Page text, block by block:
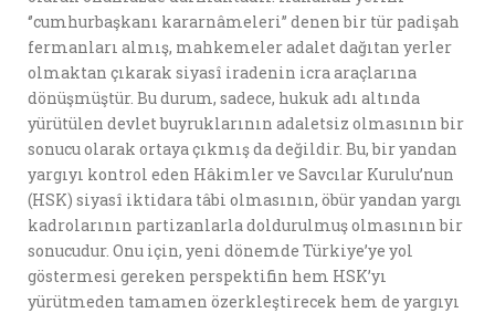
‘’cumhurbaşkanı kararnâmeleri’’ denen bir tür padişah
fermanları almış, mahkemeler adalet dağıtan yerler
olmaktan çıkarak siyasî iradenin icra araçlarına
dönüşmüştür. Bu durum, sadece, hukuk adı altında
yürütülen devlet buyruklarının adaletsiz olmasının bir
sonucu olarak ortaya çıkmış da değildir. Bu, bir yandan
yargıyı kontrol eden Hâkimler ve Savcılar Kurulu’nun
(HSK) siyasî iktidara tâbi olmasının, öbür yandan yargı
kadrolarının partizanlarla doldurulmuş olmasının bir
sonucudur. Onu için, yeni dönemde Türkiye’ye yol
göstermesi gereken perspektifin hem HSK’yı
yürütmeden tamamen özerkleştirecek hem de yargıyı